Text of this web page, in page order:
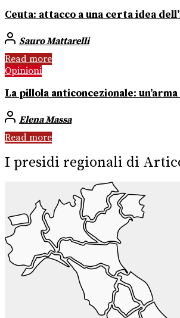
Ceuta: attacco a una certa idea
Sauro Mattarelli
Read more
Opinioni
La pillola anticoncezionale:
Elena Massa
Read more
I presidi regionali di